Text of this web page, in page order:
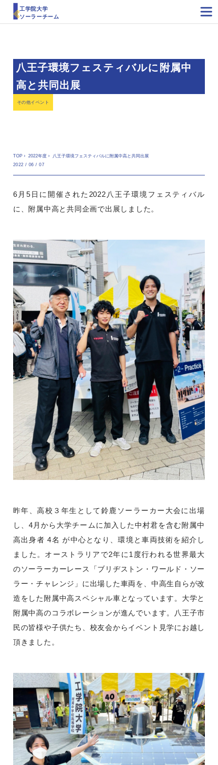
工学院大学
ソーラーチーム
八王子環境フェスティバルに附属中
高と共同出展
その他イベント
TOP› 2022年度›
八王子環境フェスティバルに附属中高と共同出展
2022 / 06 / 07
6月5日に開催された2022八王子環境フェスティバル
に、附属中高と共同企画で出展しました。
昨年、高校３年生として鈴鹿ソーラーカー大会に出場
し、4月から大学チームに加入した中村君を含む附属中
高出身者 4名 が中心となり、環境と車両技術を紹介し
ました。オーストラリアで2年に1度行われる世界最大
のソーラーカーレース「ブリヂストン・ワールド・ソー
ラー・チャレンジ」に出場した車両を、中高生自らが改
造をした附属中高スペシャル車となっています。大学と
附属中高のコラボレーションが進んでいます。八王子市
民の皆様や子供たち、校友会からイベント見学にお越し
頂きました。